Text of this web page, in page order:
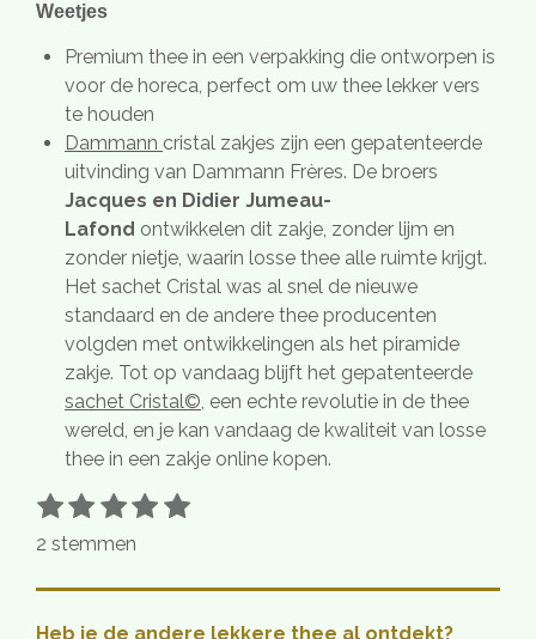
Weetjes
Premium thee in een verpakking die ontworpen is
voor de horeca, perfect om uw thee lekker vers
te houden
Dammann cristal zakjes zijn een gepatenteerde
uitvinding van Dammann Frères. De broers
Jacques en Didier Jumeau-
Lafond ontwikkelen dit zakje, zonder lijm en
zonder nietje, waarin losse thee alle ruimte krijgt.
Het sachet Cristal was al snel de nieuwe
standaard en de andere thee producenten
volgden met ontwikkelingen als het piramide
zakje. Tot op vandaag blijft het gepatenteerde
sachet Cristal©, een echte revolutie in de thee
wereld, en je kan vandaag de kwaliteit van losse
thee in een zakje online kopen.
R
a
i
n
1
s
e
r
2
s
e
r
3
s
e
r
4
s
e
r
5
e
r
S
m
2 stemmen
Heb je de andere lekkere thee al ontdekt?